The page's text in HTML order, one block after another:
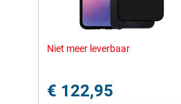
Niet meer leverbaar
€ 122,95